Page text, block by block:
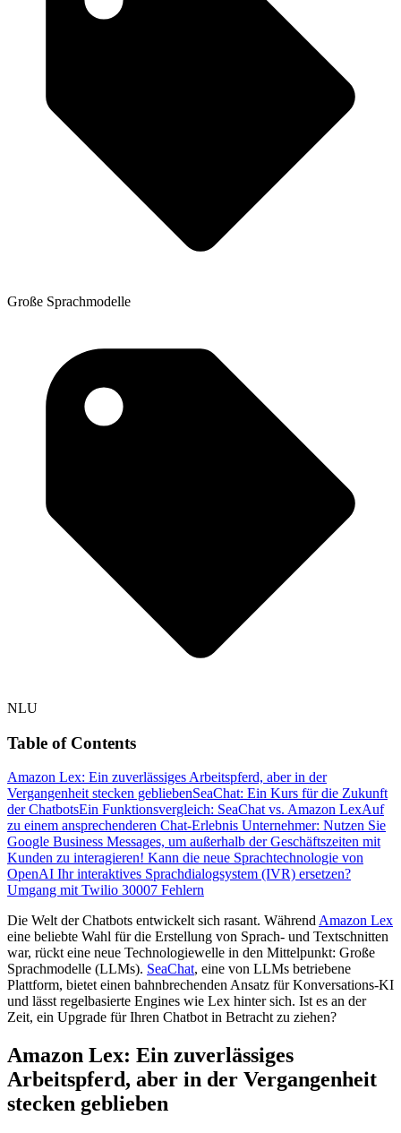
Große Sprachmodelle
NLU
Table of Contents
Amazon Lex: Ein zuverlässiges Arbeitspferd, aber in der
Vergangenheit stecken gebliebenSeaChat: Ein Kurs für die Zukunft
der ChatbotsEin Funktionsvergleich: SeaChat vs. Amazon LexAuf
zu einem ansprechenderen Chat-Erlebnis Unternehmer: Nutzen Sie
Google Business Messages, um außerhalb der Geschäftszeiten mit
Kunden zu interagieren! Kann die neue Sprachtechnologie von
OpenAI Ihr interaktives Sprachdialogsystem (IVR) ersetzen?
Umgang mit Twilio 30007 Fehlern
Die Welt der Chatbots entwickelt sich rasant. Während Amazon Lex
eine beliebte Wahl für die Erstellung von Sprach- und Textschnitten
war, rückt eine neue Technologiewelle in den Mittelpunkt: Große
Sprachmodelle (LLMs). SeaChat, eine von LLMs betriebene
Plattform, bietet einen bahnbrechenden Ansatz für Konversations-KI
und lässt regelbasierte Engines wie Lex hinter sich. Ist es an der
Zeit, ein Upgrade für Ihren Chatbot in Betracht zu ziehen?
Amazon Lex: Ein zuverlässiges
Arbeitspferd, aber in der Vergangenheit
stecken geblieben